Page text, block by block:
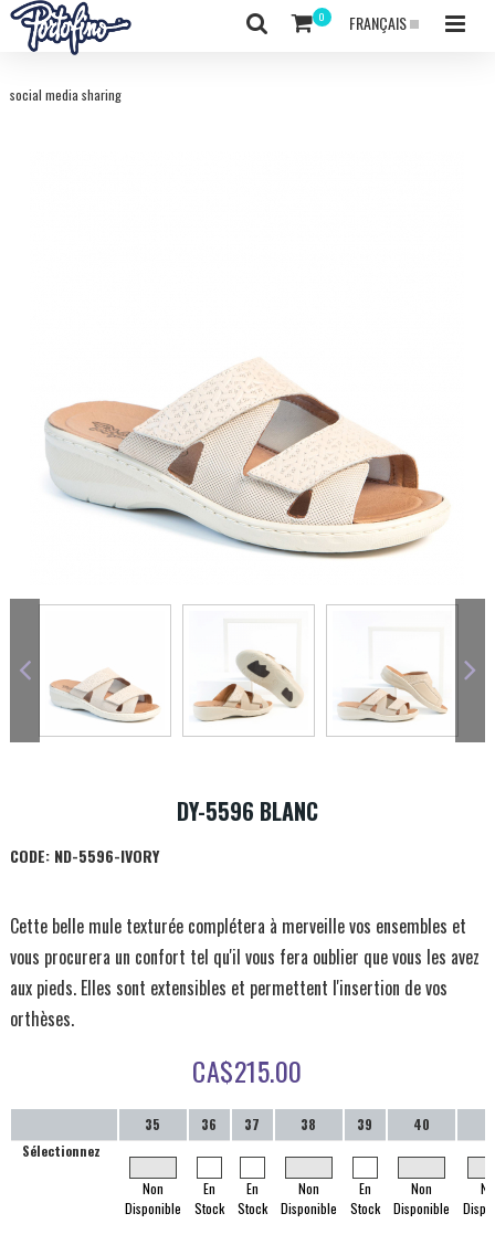
FRANÇAIS
social media sharing
DY-5596 BLANC
CODE:ND-5596-IVORY
Cette belle mule texturée complétera à merveille vos ensembles et
vous procurera un confort tel qu'il vous fera oublier que vous les avez
aux pieds. Elles sont extensibles et permettent l'insertion de vos
orthèses.
CA$215.00
35 36 37 38 39 40
Sélectionnez
Non
Disponible
En
Stock
En
Stock
Non
Disponible
En
Stock
Non
Disponible